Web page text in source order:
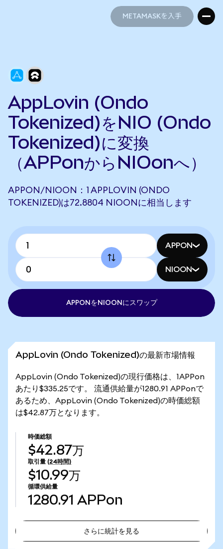
METAMASKを入手
AppLovin (Ondo
Tokenized)をNIO (Ondo
Tokenized)に変換
（APPonからNIOonへ）
APPON/NIOON：1 APPLOVIN (ONDO
TOKENIZED)は72.8804 NIOONに相当します
APPON
NIOON
APPONをNIOONにスワップ
AppLovin (Ondo Tokenized)の最新市場情報
AppLovin (Ondo Tokenized)の現行価格は、1APPon
あたり$335.25です。 流通供給量が1280.91 APPonで
あるため、AppLovin (Ondo Tokenized)の時価総額
は$42.87万となります。
時価総額
$42.87万
取引量 (24時間)
$10.99万
循環供給量
1280.91 APPon
さらに統計を見る